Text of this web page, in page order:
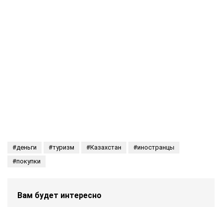
деньги туризм Казахстан
иностранцы
покупки
Вам будет интересно